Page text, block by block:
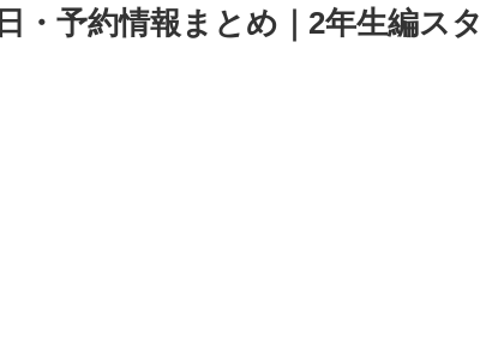
・予約情報まとめ｜2年生編スタ